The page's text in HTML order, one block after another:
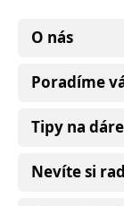
O nás
Poradíme
Tipy na
Nevíte si